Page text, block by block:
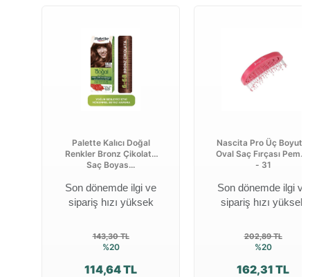
Palette Kalıcı Doğal
Renkler Bronz Çikolata
Saç Boyas...
Son dönemde ilgi ve
sipariş hızı yüksek
143,30 TL
%20
114,64 TL
Nascita Pro Üç Boyutlu
Oval Saç Fırçası Pembe
- 31
Son dönemde ilgi ve
sipariş hızı yüksek
202,89 TL
%20
162,31 TL